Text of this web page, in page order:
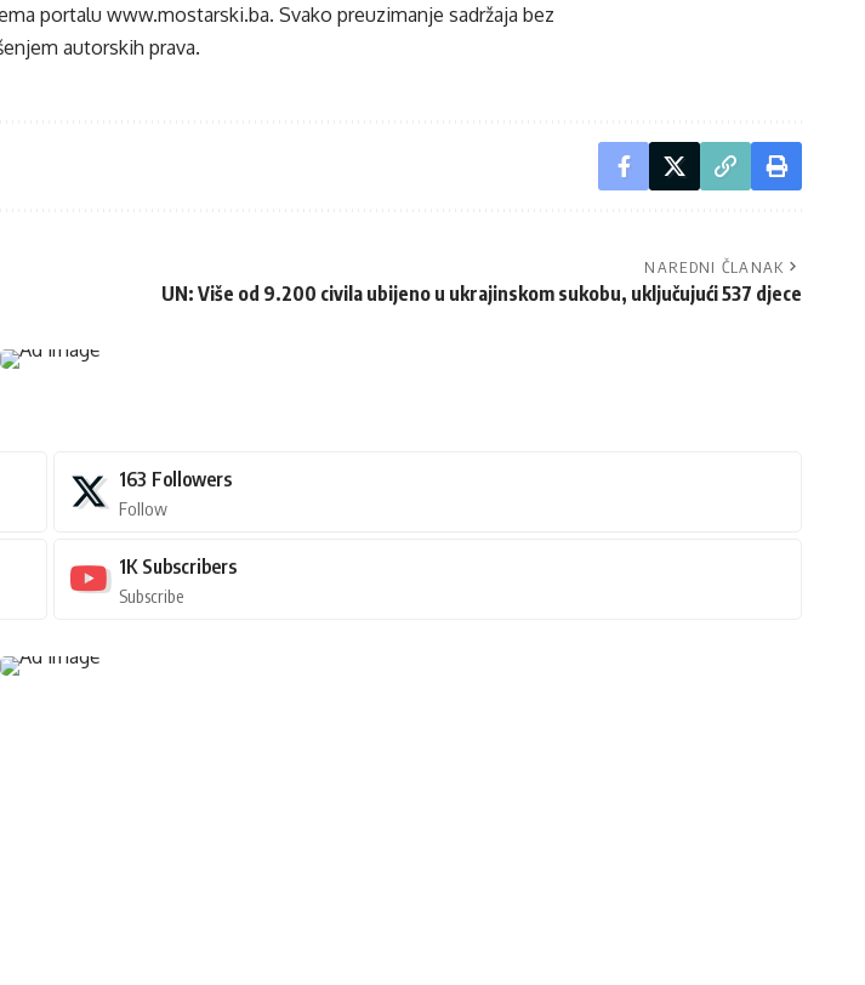
portalu www.mostarski.ba. Svako preuzimanje sadržaja bez
autorskih prava.
NAREDNI ČLANAK
UN: Više od 9.200 civila ubijeno u ukrajinskom sukobu, uključujući 537 djece
163 Followers
Follow
1K Subscribers
Subscribe